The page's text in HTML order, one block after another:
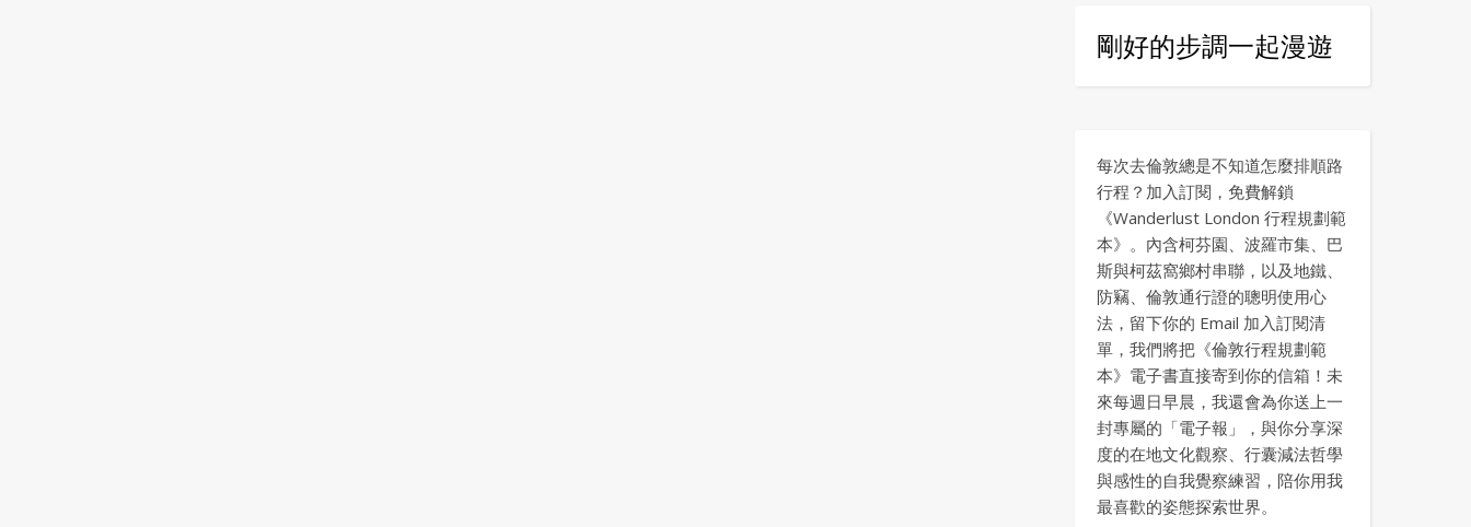
剛好的步調一起漫遊
每次去倫敦總是不知道怎麼排順路
行程？加入訂閱，免費解鎖
《Wanderlust London 行程規劃範
本》。內含柯芬園、波羅市集、巴
斯與柯茲窩鄉村串聯，以及地鐵、
防竊、倫敦通行證的聰明使用心
法，留下你的 Email 加入訂閱清
單，我們將把《倫敦行程規劃範
本》電子書直接寄到你的信箱！未
來每週日早晨，我還會為你送上一
封專屬的「電子報」，與你分享深
度的在地文化觀察、行囊減法哲學
與感性的自我覺察練習，陪你用我
最喜歡的姿態探索世界。